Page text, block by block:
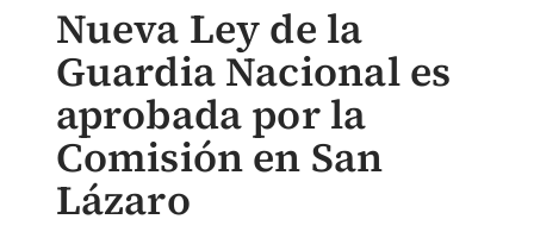
Nueva Ley de la
Guardia Nacional es
aprobada por la
Comisión en San
Lázaro